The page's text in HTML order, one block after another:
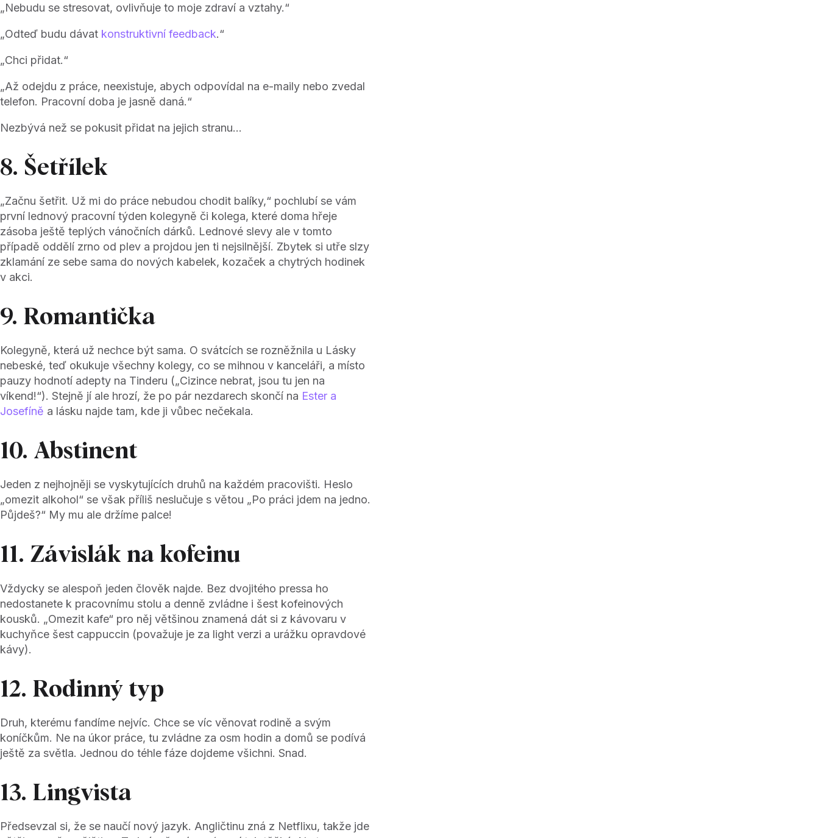
„Nebudu se stresovat, ovlivňuje to moje zdraví a vztahy.“
„Odteď budu dávat konstruktivní feedback.“
„Chci přidat.“
„Až odejdu z práce, neexistuje, abych odpovídal na e-maily nebo zvedal
telefon. Pracovní doba je jasně daná.“
Nezbývá než se pokusit přidat na jejich stranu…
8. Šetřílek
„Začnu šetřit. Už mi do práce nebudou chodit balíky,“ pochlubí se vám
první lednový pracovní týden kolegyně či kolega, které doma hřeje
zásoba ještě teplých vánočních dárků. Lednové slevy ale v tomto
případě oddělí zrno od plev a projdou jen ti nejsilnější. Zbytek si utře slzy
zklamání ze sebe sama do nových kabelek, kozaček a chytrých hodinek
v akci.
9. Romantička
Kolegyně, která už nechce být sama. O svátcích se rozněžnila u Lásky
nebeské, teď okukuje všechny kolegy, co se mihnou v kanceláři, a místo
pauzy hodnotí adepty na Tinderu („Cizince nebrat, jsou tu jen na
víkend!“). Stejně jí ale hrozí, že po pár nezdarech skončí na Ester a
Josefíně a lásku najde tam, kde ji vůbec nečekala.
10. Abstinent
Jeden z nejhojněji se vyskytujících druhů na každém pracovišti. Heslo
„omezit alkohol“ se však příliš neslučuje s větou „Po práci jdem na jedno.
Půjdeš?“ My mu ale držíme palce!
11. Závislák na kofeinu
Vždycky se alespoň jeden člověk najde. Bez dvojitého pressa ho
nedostanete k pracovnímu stolu a denně zvládne i šest kofeinových
kousků. „Omezit kafe“ pro něj většinou znamená dát si z kávovaru v
kuchyňce šest cappuccin (považuje je za light verzi a urážku opravdové
kávy).
12. Rodinný typ
Druh, kterému fandíme nejvíc. Chce se víc věnovat rodině a svým
koníčkům. Ne na úkor práce, tu zvládne za osm hodin a domů se podívá
ještě za světla. Jednou do téhle fáze dojdeme všichni. Snad.
13. Lingvista
Předsevzal si, že se naučí nový jazyk. Angličtinu zná z Netflixu, takže jde